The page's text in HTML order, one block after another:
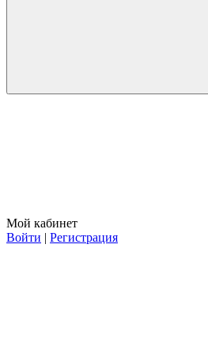
Мой кабинет
Войти | Регистрация